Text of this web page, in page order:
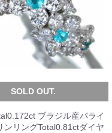
SOLD OUT.
ブラジル産パライ
ンリングTotal0.81ctダイヤ